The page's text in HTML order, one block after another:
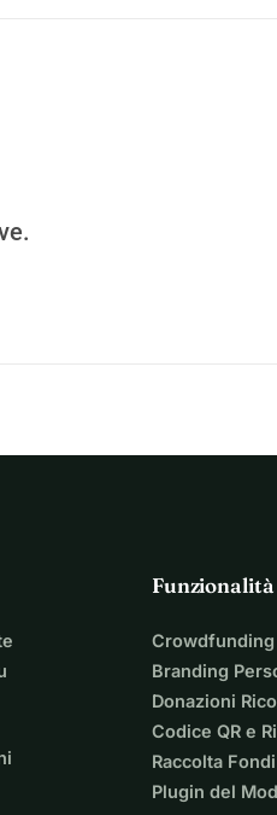
Crowdfunding
Branding
Donazioni
Codice QR e
Raccolta
Plugin del